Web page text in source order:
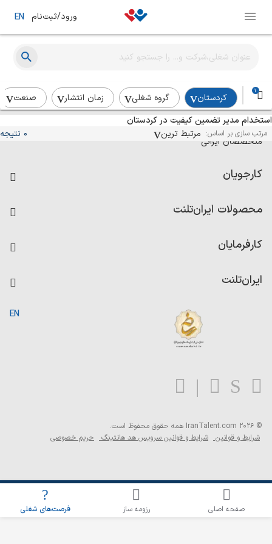
ورود/ثبت‌نام EN
1
کردستان گروه شغلی زمان انتشار
صنعت
استخدام مدیر تضمین کیفیت در کردستان
مرتب سازی بر اساس: مرتبط ترین 0 نتیجه
اطلاع‌رسانی شغلی را برای این جستجو فعال کنید
آگهی‌های استخدام و همکاری برای
متخصصان ایرانی
کارجویان
رزومه ساز
امتیاز شرکت‌ها
محصولات ایران‌تلنت
کاردیکس
کارفرمایان
ایران‌تلنت
بلاگ
EN
© 2026 IranTalent.com
همه حقوق محفوظ است.
شرایط و قوانین شرایط و قوانین سرویس هد هانتینگ حریم خصوصی
صفحه اصلی رزومه ساز فرصت‌های شغلی